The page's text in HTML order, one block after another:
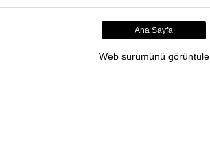
Ana Sayfa
Web sürümünü görüntüle